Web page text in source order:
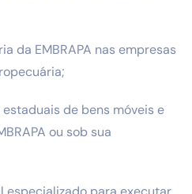
da EMBRAPA nas empresas
de bens móveis e
ou sob sua